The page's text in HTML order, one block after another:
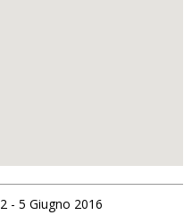
- 5 Giugno 2016